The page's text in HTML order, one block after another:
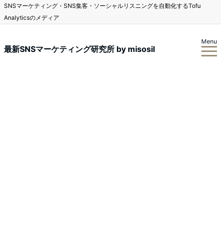
SNSマーケティング・SNS集客・ソーシャルリスニングを自動化するTofu
Analyticsのメディア
最新SNSマーケティング研究所 by misosil
Menu